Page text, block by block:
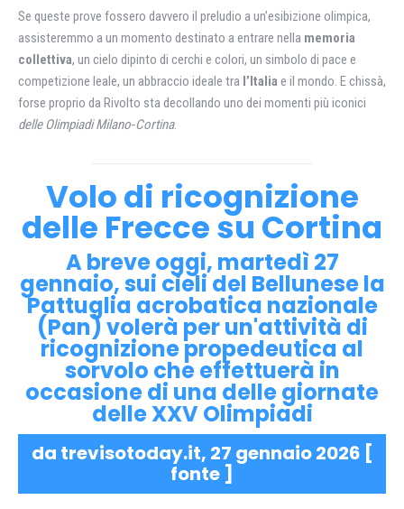
Se queste prove fossero davvero il preludio a un’esibizione olimpica,
assisteremmo a un momento destinato a entrare nella memoria
collettiva, un cielo dipinto di cerchi e colori, un simbolo di pace e
competizione leale, un abbraccio ideale tra l’Italia e il mondo. E chissà,
forse proprio da Rivolto sta decollando uno dei momenti più iconici
delle Olimpiadi Milano‑Cortina.
Volo di ricognizione
delle Frecce su Cortina
A breve oggi, martedì 27
gennaio, sui cieli del Bellunese la
Pattuglia acrobatica nazionale
(Pan) volerà per un'attività di
ricognizione propedeutica al
sorvolo che effettuerà in
occasione di una delle giornate
delle XXV Olimpiadi
da trevisotoday.it, 27 gennaio 2026 [
fonte ]